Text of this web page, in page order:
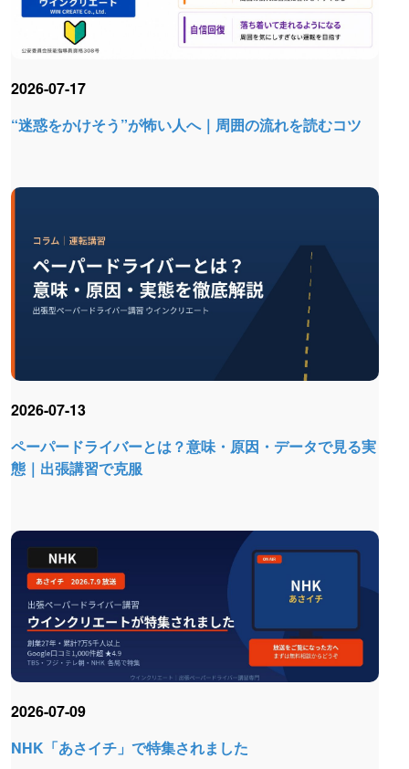
“迷惑をかけそう”が怖い人へ｜周囲の流れを読むコツ
2026-07-17
ペーパードライバーとは？意味・原因・データで見る実
態｜出張講習で克服
2026-07-13
NHK「あさイチ」で特集されました
2026-07-09